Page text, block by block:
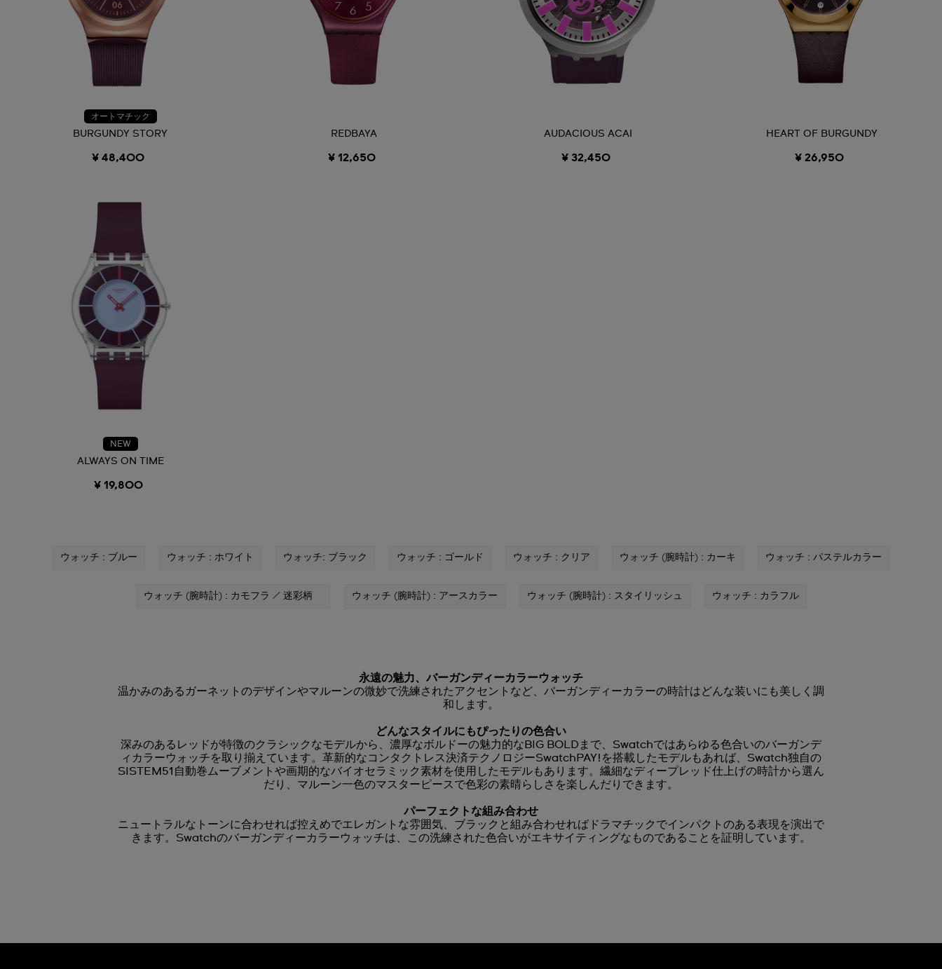
オートマチック
BURGUNDY STORY
¥ 48,400
REDBAYA
¥ 12,650
AUDACIOUS ACAI
¥ 32,450
HEART OF BURGUNDY
¥ 26,950
NEW
ALWAYS ON TIME
¥ 19,800
ウォッチ : ブルー ウォッチ : ホワイト ウォッチ: ブラック ウォッチ : ゴールド ウォッチ : クリア ウォッチ (腕時計) : カーキ ウォッチ : パステルカラー
ウォッチ (腕時計) : カモフラ / 迷彩柄 ウォッチ (腕時計) : アースカラー ウォッチ (腕時計) : スタイリッシュ ウォッチ : カラフル
永遠の魅力、バーガンディーカラーウォッチ
温かみのあるガーネットのデザインやマルーンの微妙で洗練されたアクセントなど、バーガンディーカラーの時計はどんな装いにも美しく調
和します。
どんなスタイルにもぴったりの色合い
深みのあるレッドが特徴のクラシックなモデルから、濃厚なボルドーの魅力的なBIG BOLDまで、Swatchではあらゆる色合いのバーガンデ
ィカラーウォッチを取り揃えています。革新的なコンタクトレス決済テクノロジーSwatchPAY!を搭載したモデルもあれば、Swatch独自の
SISTEM51自動巻ムーブメントや画期的なバイオセラミック素材を使用したモデルもあります。繊細なディープレッド仕上げの時計から選ん
だり、マルーン一色のマスターピースで色彩の素晴らしさを楽しんだりできます。
パーフェクトな組み合わせ
ニュートラルなトーンに合わせれば控えめでエレガントな雰囲気、ブラックと組み合わせればドラマチックでインパクトのある表現を演出で
きます。Swatchのバーガンディーカラーウォッチは、この洗練された色合いがエキサイティングなものであることを証明しています。